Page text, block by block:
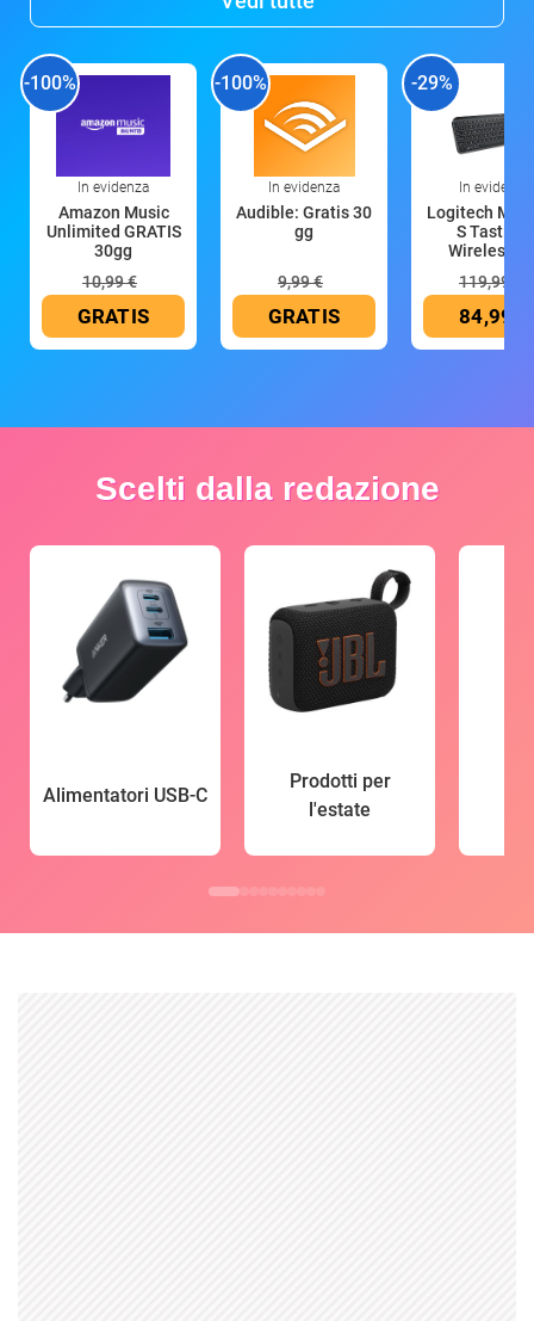
-100%
In evidenza
Amazon Music
Unlimited GRATIS
30gg
10,99 €
GRATIS
-100%
In evidenza
Audible: Gratis 30
gg
9,99 €
GRATIS
-29%
In evidenza
Logitech MX
S Tastiera
Wireless
119,99 €
84,99 €
Scelti dalla redazione
Alimentatori USB-C
Prodotti per
l'estate